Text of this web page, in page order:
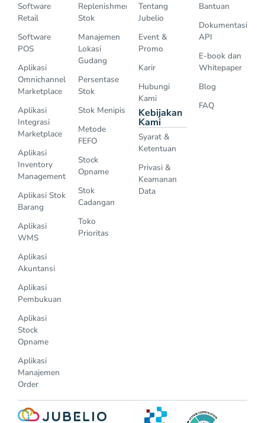
Software
Retail
Software
POS
Aplikasi
Omnichannel
Marketplace
Aplikasi
Integrasi
Marketplace
Aplikasi
Inventory
Management
Aplikasi Stok
Barang
Aplikasi
WMS
Aplikasi
Akuntansi
Aplikasi
Pembukuan
Aplikasi
Stock
Opname
Aplikasi
Manajemen
Order
Replenishment
Stok
Manajemen
Lokasi
Gudang
Persentase
Stok
Stok Menipis
Metode
FEFO
Stock
Opname
Stok
Cadangan
Toko
Prioritas
Tentang
Jubelio
Event &
Promo
Karir
Hubungi
Kami
Kebijakan
Kami
Syarat &
Ketentuan
Privasi &
Keamanan
Data
Bantuan
Dokumentasi
API
E-book dan
Whitepaper
Blog
FAQ